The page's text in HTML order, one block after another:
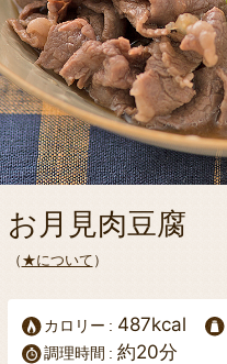
お月見肉豆腐
（ ★について ）
カロリー 487kcal
調理時間 約20分